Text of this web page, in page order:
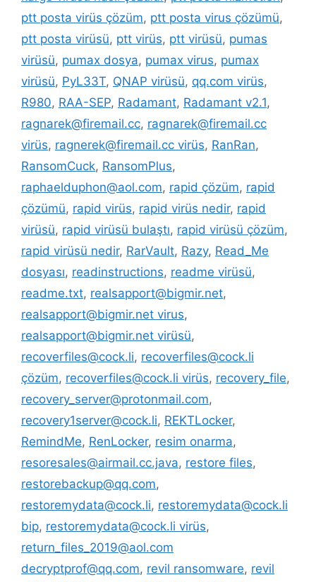
ptt posta virüs çözüm, ptt posta virus çözümü,
ptt posta virüsü, ptt virüs, ptt virüsü, pumas
virüsü, pumax dosya, pumax virus, pumax
virüsü, PyL33T, QNAP virüsü, qq.com virüs,
R980, RAA-SEP, Radamant, Radamant v2.1,
ragnarek@firemail.cc, ragnarek@firemail.cc
virüs, ragnerek@firemail.cc virüs, RanRan,
RansomCuck, RansomPlus,
raphaelduphon@aol.com, rapid çözüm, rapid
çözümü, rapid virüs, rapid virüs nedir, rapid
virüsü, rapid virüsü bulaştı, rapid virüsü çözüm,
rapid virüsü nedir, RarVault, Razy, Read_Me
dosyası, readinstructions, readme virüsü,
readme.txt, realsapport@bigmir.net,
realsapport@bigmir.net virus,
realsapport@bigmir.net virüsü,
recoverfiles@cock.li, recoverfiles@cock.li
çözüm, recoverfiles@cock.li virüs, recovery_file,
recovery_server@protonmail.com,
recovery1server@cock.li, REKTLocker,
RemindMe, RenLocker, resim onarma,
resoresales@airmail.cc.java, restore files,
restorebackup@qq.com,
restoremydata@cock.li, restoremydata@cock.li
bip, restoremydata@cock.li virüs,
return_files_2019@aol.com
decryptprof@qq.com, revil ransomware, revil